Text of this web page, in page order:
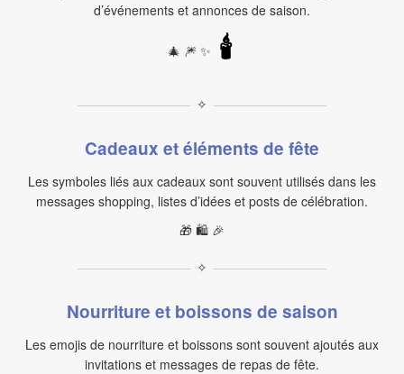
d’événements et annonces de saison.
🎄 🎆 ✨ 🕯
✧
Cadeaux et éléments de fête
Les symboles liés aux cadeaux sont souvent utilisés dans les
messages shopping, listes d’idées et posts de célébration.
🎁 🛍️ 🎉
✧
Nourriture et boissons de saison
Les emojis de nourriture et boissons sont souvent ajoutés aux
invitations et messages de repas de fête.